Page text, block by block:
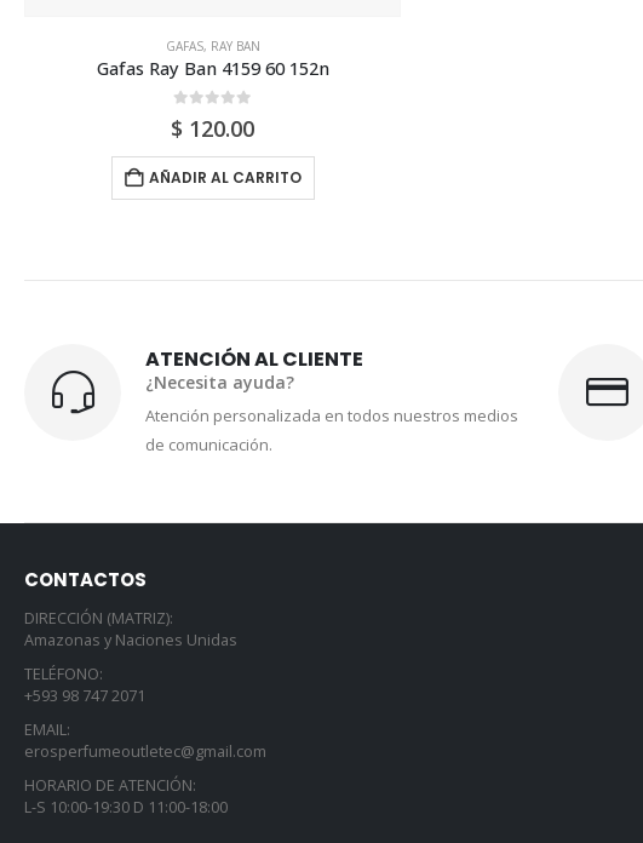
GAFAS, RAY BAN
Gafas Ray Ban 4159 60 152n
$ 120.00
AÑADIR AL CARRITO
ATENCIÓN AL CLIENTE
¿Necesita ayuda?
Atención personalizada en todos nuestros medios
de comunicación.
CONTACTOS
DIRECCIÓN (MATRIZ):
Amazonas y Naciones Unidas
TELÉFONO:
+593 98 747 2071
EMAIL:
erosperfumeoutletec@gmail.com
HORARIO DE ATENCIÓN:
L-S 10:00-19:30 D 11:00-18:00